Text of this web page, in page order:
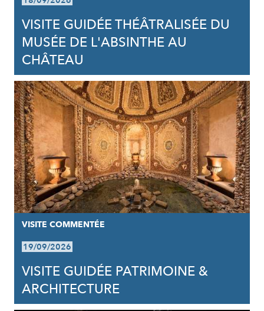
VISITE GUIDÉE THÉÂTRALISÉE DU
MUSÉE DE L'ABSINTHE AU
CHÂTEAU
VISITE COMMENTÉE
19/09/2026
VISITE GUIDÉE PATRIMOINE &
ARCHITECTURE